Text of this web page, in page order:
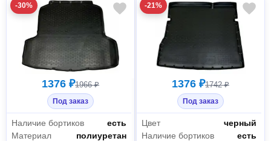
-30%
1376 ₽1966 ₽
Под заказ
Наличие бортиков
есть
Материал
полиуретан
-21%
1376 ₽1742 ₽
Под заказ
Цвет
черный
Наличие бортиков
есть